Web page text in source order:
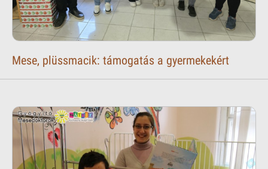
Mese, plüssmacik: támogatás a gyermekekért